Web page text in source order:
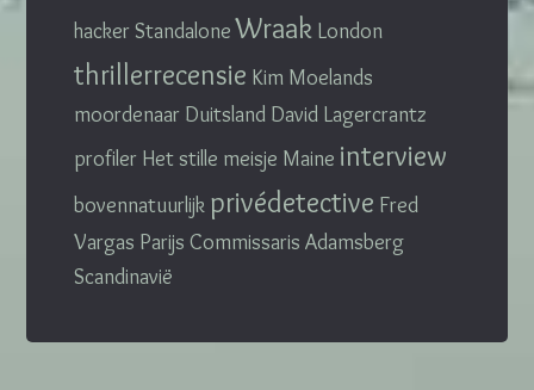
hackerStandalone Wraak London
thrillerrecensie Kim Moelands
moordenaar Duitsland David Lagercrantz
profiler Het stille meisje Maine interview
bovennatuurlijk privédetective Fred
Vargas Parijs Commissaris Adamsberg
Scandinavië